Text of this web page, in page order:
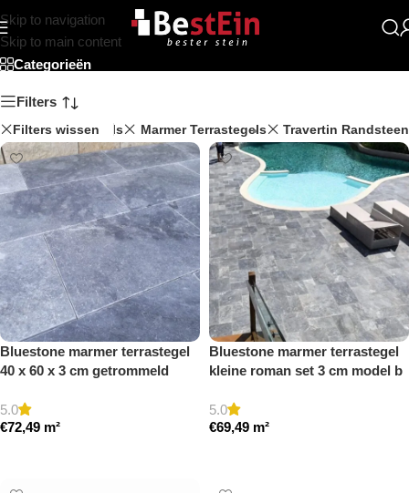
Skip to navigation
Skip to main content
Beststein
Categorieën
Filters
Filters wissen
Terrastegels Marmer Terrastegels Travertin Randsteen
Bluestone marmer terrastegel
40 x 60 x 3 cm getrommeld
5.0
€72,49 m²
Bluestone marmer terrastegel
kleine roman set 3 cm model b
5.0
€69,49 m²